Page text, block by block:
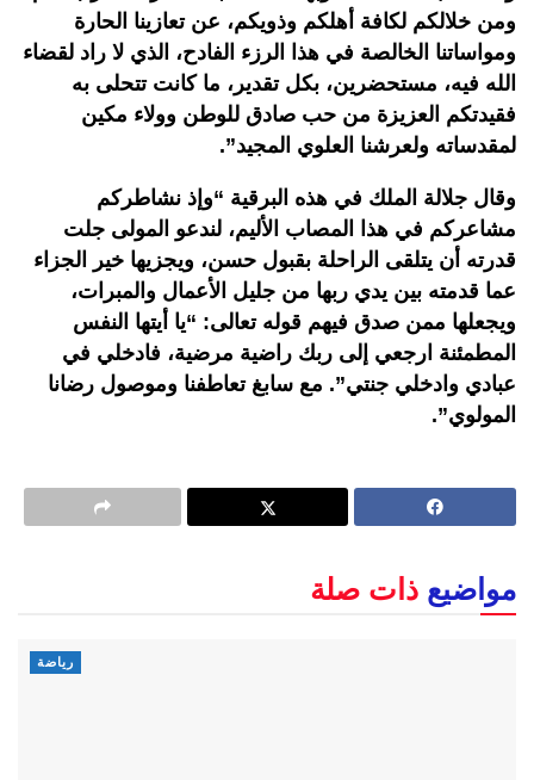
ومن خلالكم لكافة أهلكم وذويكم، عن تعازينا الحارة
ومواساتنا الخالصة في هذا الرزء الفادح، الذي لا راد لقضاء
الله فيه، مستحضرين، بكل تقدير، ما كانت تتحلى به
فقيدتكم العزيزة من حب صادق للوطن وولاء مكين
لمقدساته ولعرشنا العلوي المجيد”.
وقال جلالة الملك في هذه البرقية “وإذ نشاطركم
مشاعركم في هذا المصاب الأليم، لندعو المولى جلت
قدرته أن يتلقى الراحلة بقبول حسن، ويجزيها خير الجزاء
عما قدمته بين يدي ربها من جليل الأعمال والمبرات،
ويجعلها ممن صدق فيهم قوله تعالى: “يا أيتها النفس
المطمئنة ارجعي إلى ربك راضية مرضية، فادخلي في
عبادي وادخلي جنتي”. مع سابغ تعاطفنا وموصول رضانا
المولوي”.
مواضيع ذات صلة
رياضة